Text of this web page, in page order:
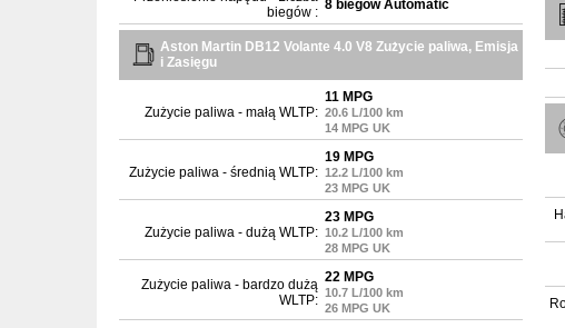
biegów : 8 biegów Automatic
Aston Martin DB12 Volante 4.0 V8 Zużycie paliwa, Emisja
i Zasięgu
Zużycie paliwa - małą WLTP:
11 MPG
20.6 L/100 km
14 MPG UK
Zużycie paliwa - średnią WLTP:
19 MPG
12.2 L/100 km
23 MPG UK
Zużycie paliwa - dużą WLTP:
23 MPG
10.2 L/100 km
28 MPG UK
Zużycie paliwa - bardzo dużą
WLTP:
22 MPG
10.7 L/100 km
26 MPG UK